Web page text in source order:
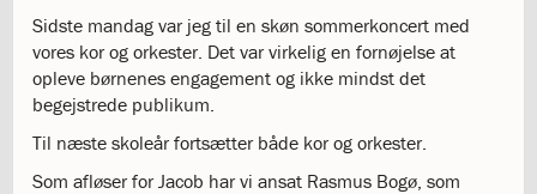
Ledelsen
1.21:
Forældrerådet
1.22:
Forældrerådet
1.23:
Referat
forældreråd
1.24:
Vedtægter
1.25:
Demokrati
Sidste mandag var jeg til en skøn sommerkoncert med
vores kor og orkester. Det var virkelig en fornøjelse at
opleve børnenes engagement og ikke mindst det
begejstrede publikum.
Til næste skoleår fortsætter både kor og orkester.
Som afløser for Jacob har vi ansat Rasmus Bogø, som